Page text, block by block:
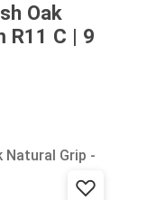
von 5 Sternen
Oak
R11 C | 9